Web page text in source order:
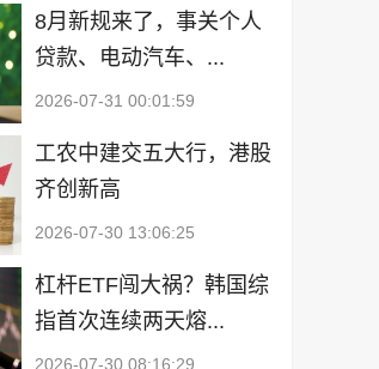
8月新规来了，事关个人
贷款、电动汽车、...
2026-07-31 00:01:59
工农中建交五大行，港股
齐创新高
2026-07-30 13:06:25
杠杆ETF闯大祸？韩国综
指首次连续两天熔...
2026-07-30 08:16:29